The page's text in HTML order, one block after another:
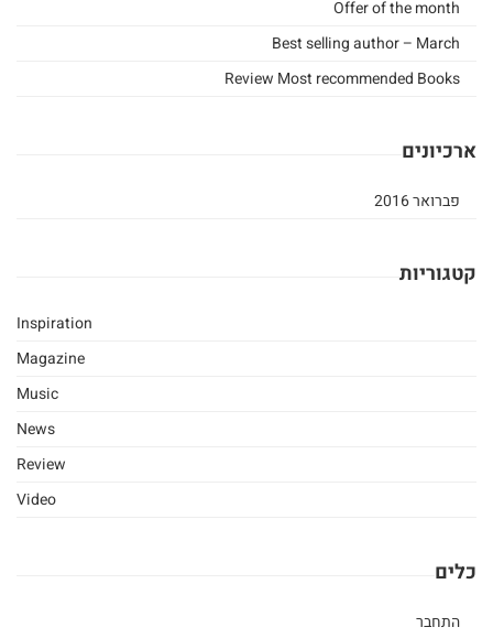
זצ"ל
הי"ד
אתרוג
אדלר
Offer of the month
Best selling author – March
Review Most recommended Books
ארכיונים
פברואר 2016
קטגוריות
Inspiration
Magazine
Music
News
Review
Video
כלים
התחבר